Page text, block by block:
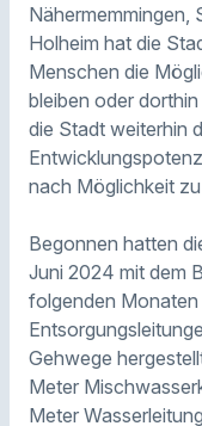
Nähermemmingen,
Holheim hat die
Menschen die
bleiben oder
die Stadt weiterhin
nach Möglichkeit
Begonnen hatten
Juni 2024 mit dem
folgenden
Gehwege
Meter
Meter